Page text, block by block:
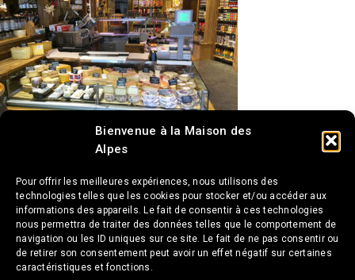
Bienvenue à la Maison des
Alpes
Pour offrir les meilleures expériences, nous utilisons des
technologies telles que les cookies pour stocker et/ou accéder aux
informations des appareils. Le fait de consentir à ces technologies
nous permettra de traiter des données telles que le comportement de
navigation ou les ID uniques sur ce site. Le fait de ne pas consentir ou
de retirer son consentement peut avoir un effet négatif sur certaines
caractéristiques et fonctions.